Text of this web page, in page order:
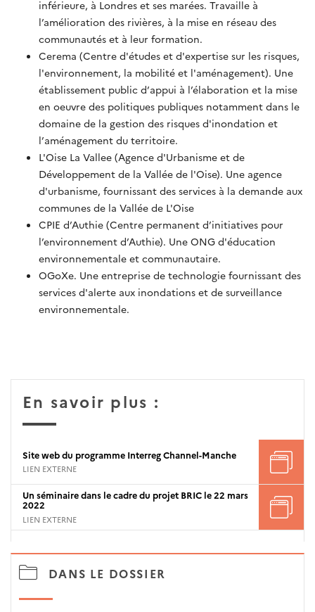
inférieure, à Londres et ses marées. Travaille à
l’amélioration des rivières, à la mise en réseau des
communautés et à leur formation.
Cerema (Centre d'études et d'expertise sur les risques,
l'environnement, la mobilité et l'aménagement). Une
établissement public d’appui à l’élaboration et la mise
en oeuvre des politiques publiques notamment dans le
domaine de la gestion des risques d'inondation et
l’aménagement du territoire.
L'Oise La Vallee (Agence d'Urbanisme et de
Développement de la Vallée de l'Oise). Une agence
d'urbanisme, fournissant des services à la demande aux
communes de la Vallée de L'Oise
CPIE d’Authie (Centre permanent d’initiatives pour
l’environnement d’Authie). Une ONG d'éducation
environnementale et communautaire.
OGoXe. Une entreprise de technologie fournissant des
services d'alerte aux inondations et de surveillance
environnementale.
En savoir plus :
Site web du programme Interreg Channel-Manche
LIEN EXTERNE
Un séminaire dans le cadre du projet BRIC le 22 mars
2022
LIEN EXTERNE
DANS LE DOSSIER